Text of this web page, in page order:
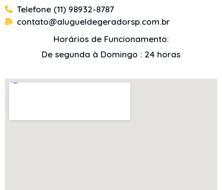
Telefone (11) 98932-8787
contato@alugueldegeradorsp.com.br
Horários de Funcionamento:
De segunda à Domingo : 24 horas